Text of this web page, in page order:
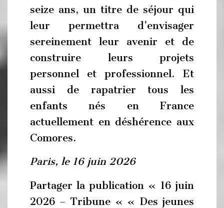
seize ans, un titre de séjour qui
leur permettra d’envisager
sereinement leur avenir et de
construire leurs projets
personnel et professionnel. Et
aussi de rapatrier tous les
enfants nés en France
actuellement en déshérence aux
Comores.
Paris, le 16 juin 2026
Partager la publication « 16 juin
2026 – Tribune « « Des jeunes